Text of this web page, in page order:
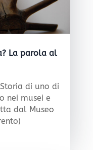
La parola al
di uno di
nei musei e
dal Museo